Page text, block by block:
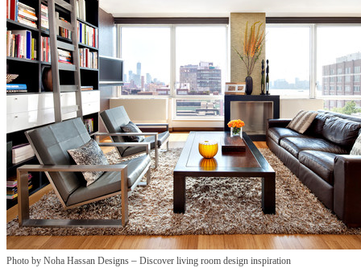
Photo by Noha Hassan Designs – Discover living room design inspiration